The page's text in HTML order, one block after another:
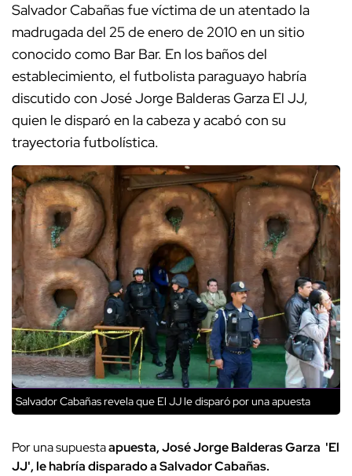
Salvador Cabañas fue víctima de un atentado la
madrugada del 25 de enero de 2010 en un sitio
conocido como Bar Bar. En los baños del
establecimiento, el futbolista paraguayo habría
discutido con José Jorge Balderas Garza El JJ,
quien le disparó en la cabeza y acabó con su
trayectoria futbolística.
Salvador Cabañas revela que El JJ le disparó por una apuesta
Por una supuestaapuesta,José Jorge Balderas Garza 'El
JJ', le habría disparado a Salvador Cabañas.